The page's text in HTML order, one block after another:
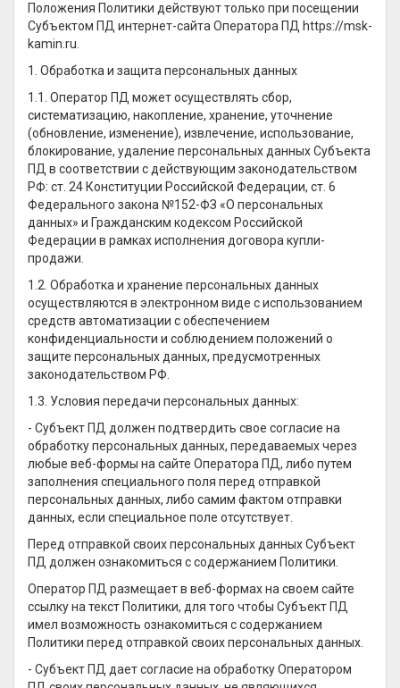
Положения Политики действуют только при посещении
Субъектом ПД интернет-сайта Оператора ПД https://msk-
kamin.ru.
1. Обработка и защита персональных данных
1.1. Оператор ПД может осуществлять сбор,
систематизацию, накопление, хранение, уточнение
(обновление, изменение), извлечение, использование,
блокирование, удаление персональных данных Субъекта
ПД в соответствии с действующим законодательством
РФ: ст. 24 Конституции Российской Федерации, ст. 6
Федерального закона №152-ФЗ «О персональных
данных» и Гражданским кодексом Российской
Федерации в рамках исполнения договора купли-
продажи.
1.2. Обработка и хранение персональных данных
осуществляются в электронном виде с использованием
средств автоматизации с обеспечением
конфиденциальности и соблюдением положений о
защите персональных данных, предусмотренных
законодательством РФ.
1.3. Условия передачи персональных данных:
- Субъект ПД должен подтвердить свое согласие на
обработку персональных данных, передаваемых через
любые веб-формы на сайте Оператора ПД, либо путем
заполнения специального поля перед отправкой
персональных данных, либо самим фактом отправки
данных, если специальное поле отсутствует.
Перед отправкой своих персональных данных Субъект
ПД должен ознакомиться с содержанием Политики.
Оператор ПД размещает в веб-формах на своем сайте
ссылку на текст Политики, для того чтобы Субъект ПД
имел возможность ознакомиться с содержанием
Политики перед отправкой своих персональных данных.
- Субъект ПД дает согласие на обработку Оператором